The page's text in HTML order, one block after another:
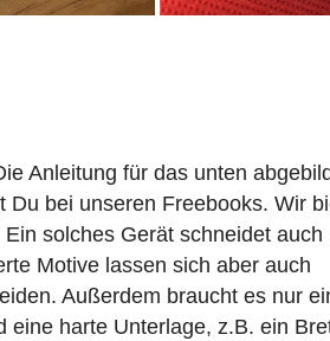
Anleitung für das unten
bei unseren Freebooks. Wir
solches Gerät schneidet auch
Motive lassen sich aber auch
Außerdem braucht es nur
eine harte Unterlage, z.B. ein